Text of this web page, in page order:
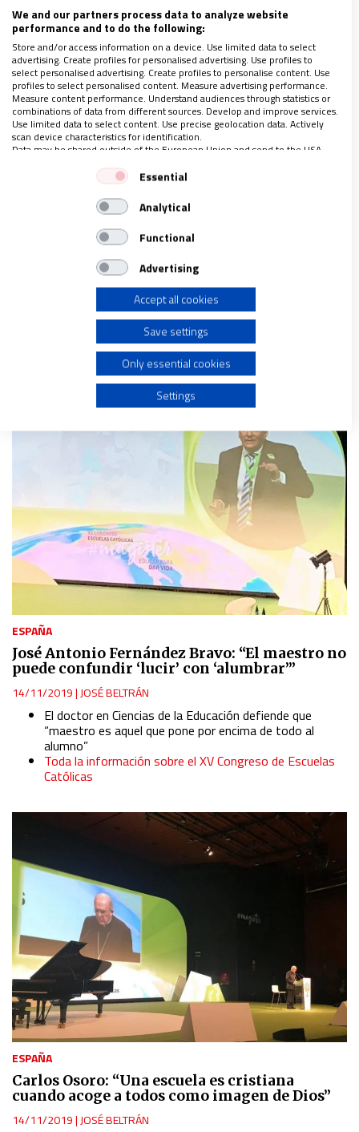
Celaá desata un “tsunami” político y social
por cuestionar la libre elección de colegio
JOSÉ BELTRÁN
PP, Ciudadanos y VOX defienden que es un derecho
constitucional mientras el propio Ministerio de
Educación sale al rescate de su titular en un comunicado
Escuelas Católicas advierte de la deriva “de la futura
reforma educativa que deja entrever la intervención de
la ministra”
Toda la información sobre el XV Congreso de Escuelas
ESPAÑA
José Antonio Fernández Bravo: “El maestro no
puede confundir ‘lucir’ con ‘alumbrar’”
14/11/2019| JOSÉ BELTRÁN
El doctor en Ciencias de la Educación defiende que
“maestro es aquel que pone por encima de todo al
alumno”
Toda la información sobre el XV Congreso de Escuelas
Católicas
ESPAÑA
Carlos Osoro: “Una escuela es cristiana
cuando acoge a todos como imagen de Dios”
14/11/2019|JOSÉ BELTRÁN
We and our partners process data to analyze website
performance and to do the following:
Store and/or access information on a device. Use limited data to select
advertising. Create profiles for personalised advertising. Use profiles to
select personalised advertising. Create profiles to personalise content. Use
profiles to select personalised content. Measure advertising performance.
Measure content performance. Understand audiences through statistics or
combinations of data from different sources. Develop and improve services.
Use limited data to select content. Use precise geolocation data. Actively
scan device characteristics for identification.
Data may be shared outside of the European Union and send to the USA.
Your consent and the cookie policy applies solely to this website/app.
View Partner List (1 IAB Vendors)
We use your data for the following purposes:
IAB processing purposes:
Use limited data to select advertising
Create profiles for personalised advertising
Use profiles to select personalised advertising
Create profiles to personalise content
Use profiles to select personalised content
Measure advertising performance
Measure content performance
Understand audiences through statistics or combinations
of data from different sources
Develop and improve services
Use limited data to select content
IAB Special Features:
Identify devices based on information actively requested
Non-IAB processing purposes:
Analytical
Functional
Advertising
Essential
Analytical
Functional
Advertising
Accept all cookies
Save settings
Only essential cookies
Settings